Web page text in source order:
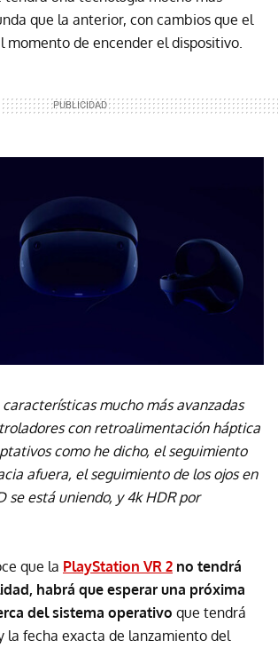
que la anterior, con cambios que el
momento de encender el dispositivo.
características mucho más avanzadas
con retroalimentación háptica
como he dicho, el seguimiento
afuera, el seguimiento de los ojos en
se está uniendo, y 4k HDR por
que la PlayStation VR 2 no tendrá
habrá que esperar una próxima
del sistema operativo que tendrá
la fecha exacta de lanzamiento del